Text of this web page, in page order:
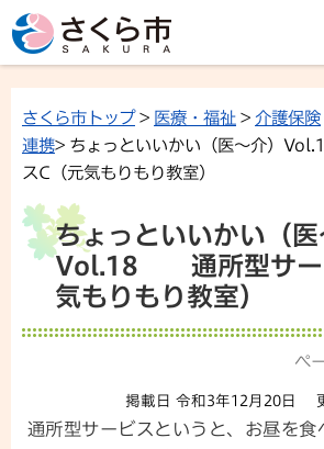
さくら市トップ> 医療・福祉 > 介護保険
連携> ちょっといいかい（医～介）
スC（元気もりもり教室）
ちょっといいかい（医
Vol.18 通所型サー
気もりもり教室）
ペ
掲載日 令和3年12月20日
通所型サービスというと、お昼を食